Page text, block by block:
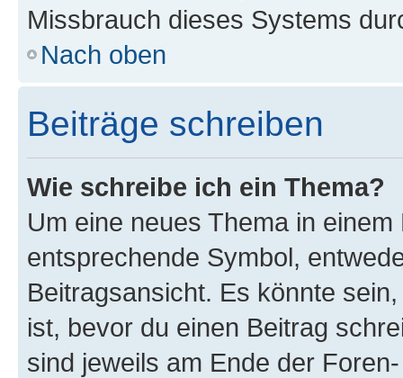
Missbrauch dieses Systems
Nach oben
Beiträge schreiben
Wie schreibe ich ein Thema?
Um eine neues Thema in
entsprechende Symbol,
Beitragsansicht. Es könnte
ist, bevor du einen Beitrag
sind jeweils am Ende der